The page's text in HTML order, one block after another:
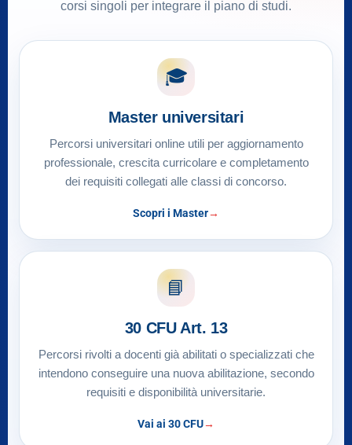
corsi singoli per integrare il piano di studi.
🎓
Master universitari
Percorsi universitari online utili per aggiornamento
professionale, crescita curricolare e completamento
dei requisiti collegati alle classi di concorso.
Scopri i Master
📘
30 CFU Art. 13
Percorsi rivolti a docenti già abilitati o specializzati che
intendono conseguire una nuova abilitazione, secondo
requisiti e disponibilità universitarie.
Vai ai 30 CFU